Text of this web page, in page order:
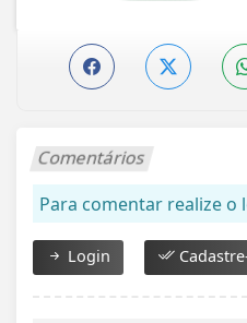
Comentários
Para comentar realize o
Login